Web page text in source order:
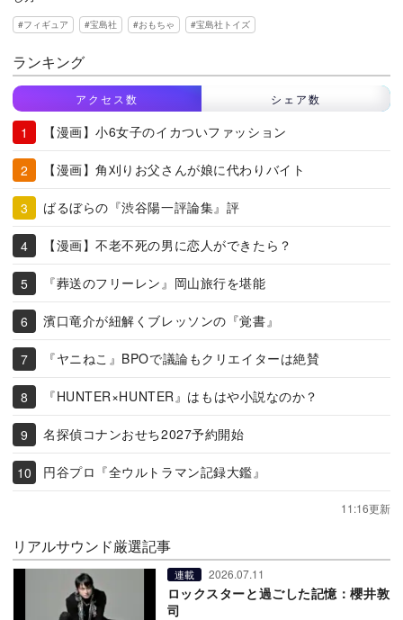
フィギュア 宝島社 おもちゃ 宝島社トイズ
ランキング
アクセス数 シェア数
【漫画】小6女子のイカついファッション
【漫画】角刈りお父さんが娘に代わりバイト
ばるぼらの『渋谷陽一評論集』評
【漫画】不老不死の男に恋人ができたら？
『葬送のフリーレン』岡山旅行を堪能
濱口竜介が紐解くブレッソンの『覚書』
『ヤニねこ』BPOで議論もクリエイターは絶賛
『HUNTER×HUNTER』はもはや小説なのか？
名探偵コナンおせち2027予約開始
円谷プロ『全ウルトラマン記録大鑑』
11:16更新
リアルサウンド厳選記事
連載 2026.07.11
ロックスターと過ごした記憶：櫻井敦
司